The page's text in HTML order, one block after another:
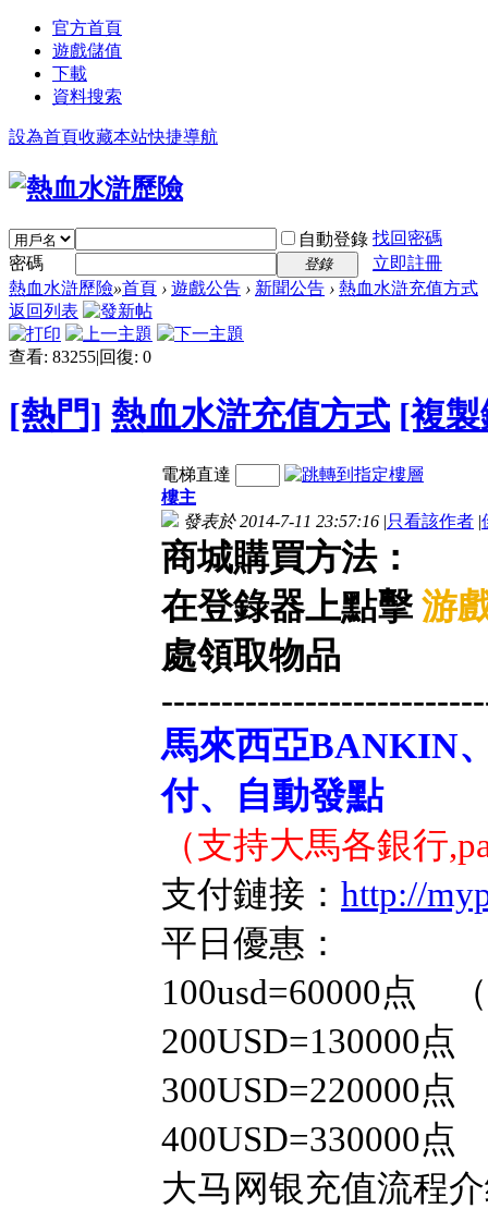
官方首頁
遊戲儲值
下載
資料搜索
設為首頁收藏本站快捷導航
自動登錄 找回密碼
密碼
登錄
立即註冊
熱血水滸歷險»首頁 › 遊戲公告 › 新聞公告 › 熱血水滸充值方式
返回列表
查看: 83255|回復: 0
[熱門] 熱血水滸充值方式 [複
電梯直達
樓主
發表於 2014-7-11 23:57:16 |只看該作者 |
商城購買方法：
在登錄器上點擊 游
處領取物品
馬來西亞BANKIN
付、自動發點
（支持大馬各銀行
支付鏈接： http://
平日優惠：
100usd=60000点
200USD=130000点
300USD=220000点
400USD=330000点
大马网银充值流程